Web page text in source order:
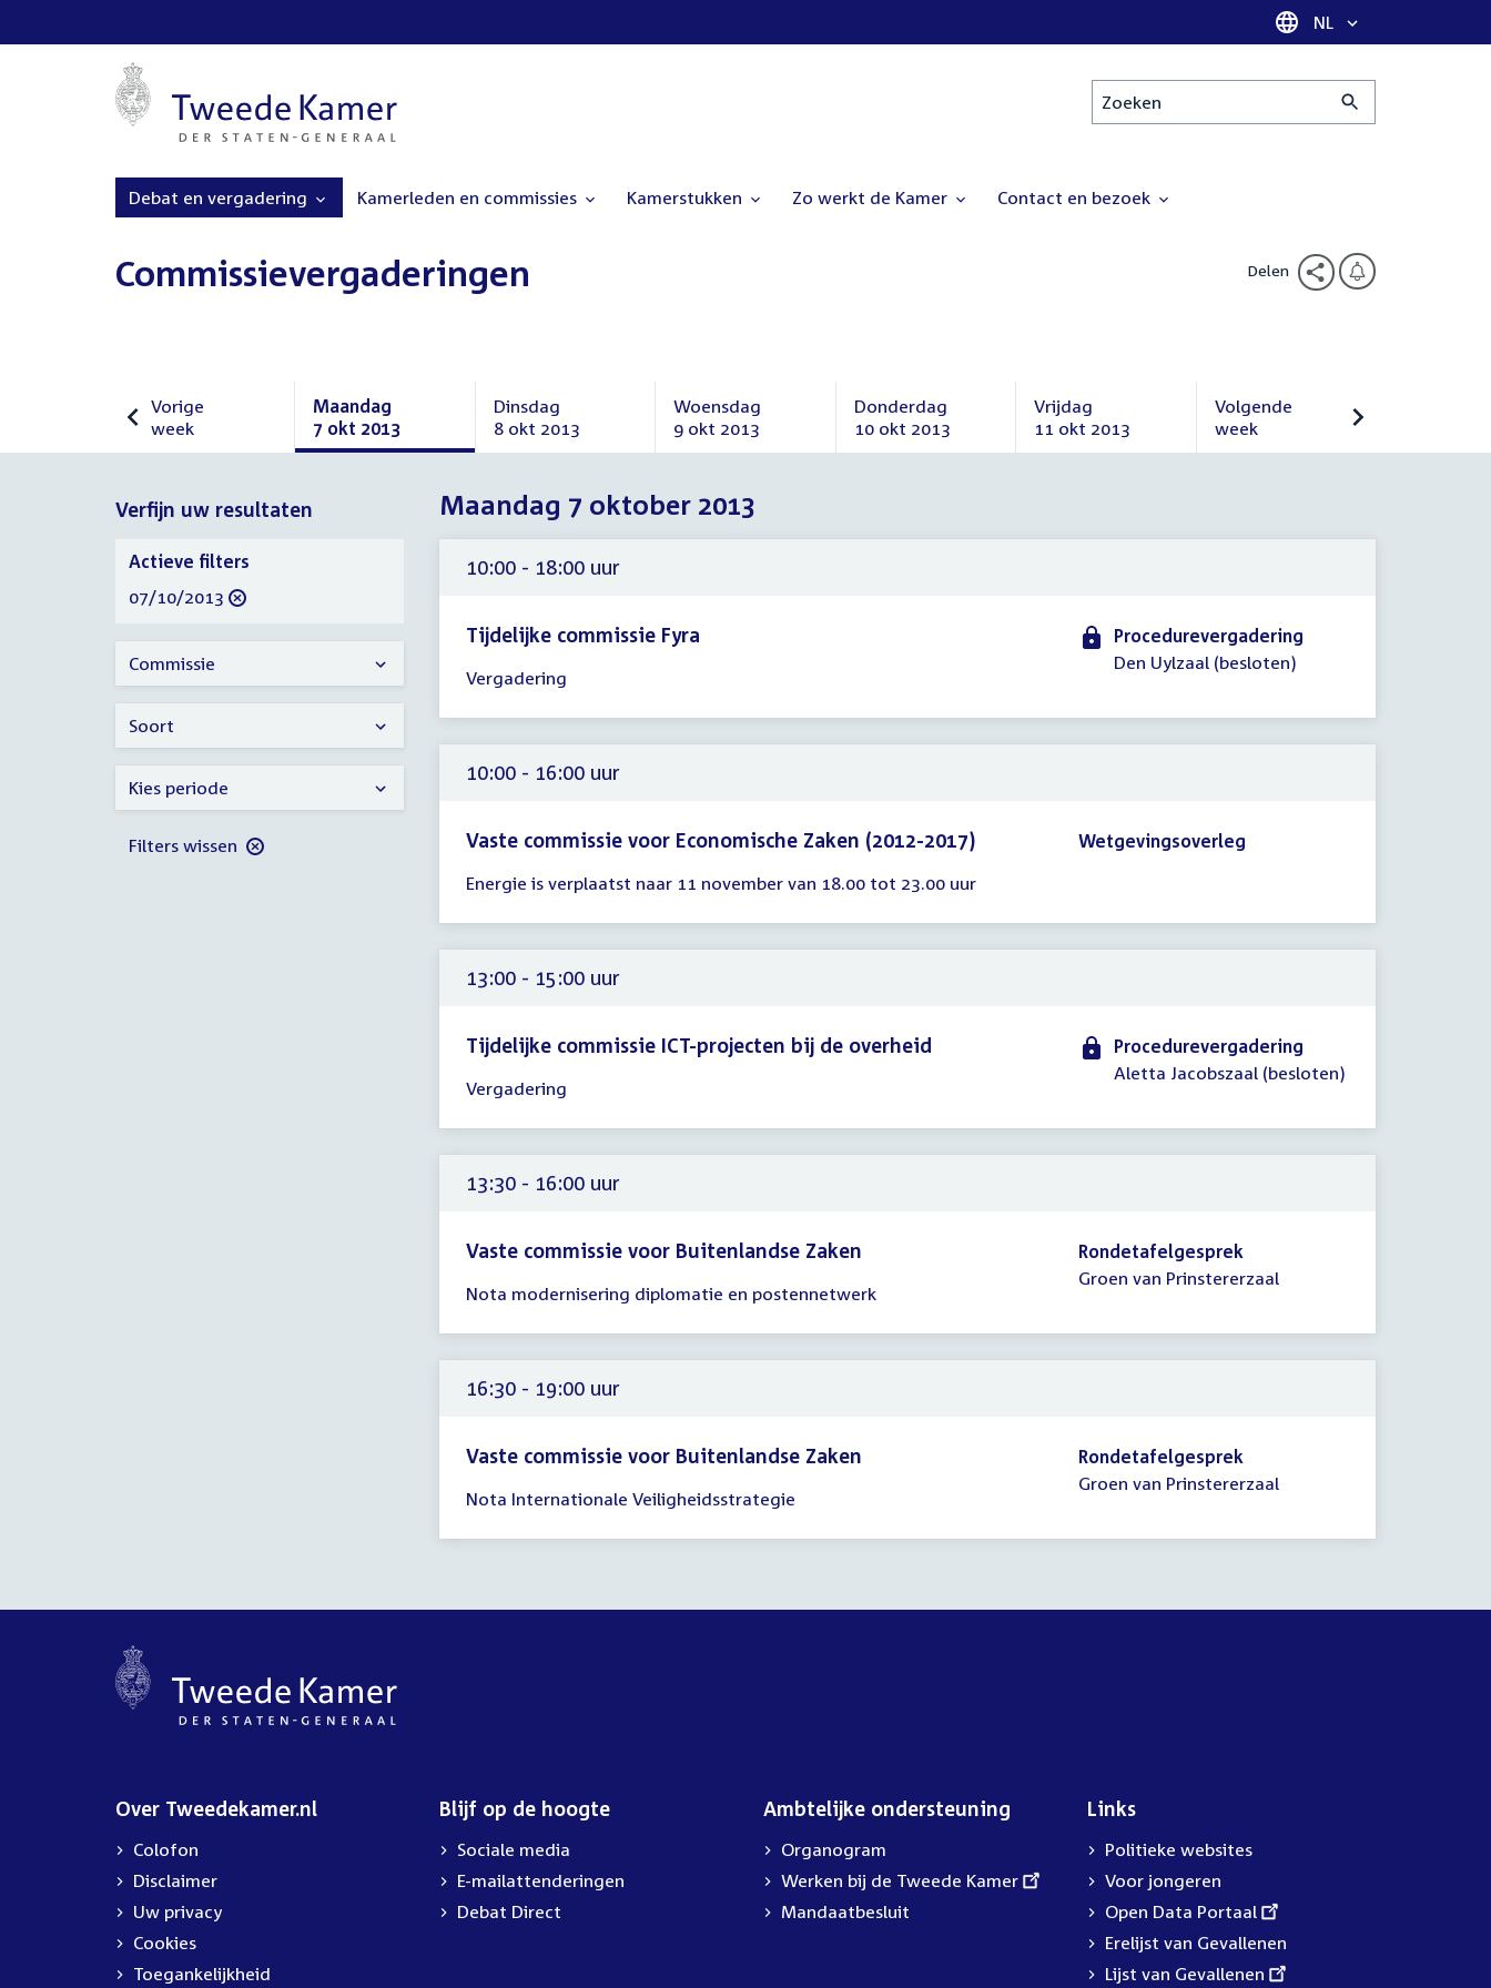
Taal selectie
NL
Zoeken
Debat en vergadering Kamerleden en commissies Kamerstukken Zo werkt de Kamer Contact en bezoek
Commissievergaderingen Delen
Vorige
week
Vorige
Maandag
7 okt 2013
Maandag
Dinsdag
8 okt 2013
Dinsdag
oktober
2013
Woensdag
9 okt 2013
Woensdag
oktober
2013
Donderdag
10 okt 2013
Donderdag
Vrijdag
11 okt 2013
Vrijdag
Volgende
week
Volgende
Maandag 7 oktober 2013
Verfijn uw resultaten
10:00 - 18:00 uur
Tijdelijke commissie Fyra
vergadering
10:00
-
18:00
Vergadering
Procedurevergadering
Den Uylzaal (besloten)
10:00 - 16:00 uur
Vaste commissie voor Economische Zaken (2012-2017)
vergadering
10:00
-
16:00
Energie is verplaatst naar 11 november van 18.00 tot 23.00 uur
Wetgevingsoverleg
13:00 - 15:00 uur
Tijdelijke commissie ICT-projecten bij de overheid
vergadering
13:00
-
15:00
Vergadering
Procedurevergadering
Aletta Jacobszaal (besloten)
13:30 - 16:00 uur
Vaste commissie voor Buitenlandse Zaken
vergadering
13:30
-
16:00
Nota modernisering diplomatie en postennetwerk
Rondetafelgesprek
Groen van Prinstererzaal
16:30 - 19:00 uur
Vaste commissie voor Buitenlandse Zaken
vergadering
16:30
uur
Nota Internationale Veiligheidsstrategie
Rondetafelgesprek
Groen van Prinstererzaal
Verfijn
uw
resultaten
Actieve filters
verwijder
07/10/2013
Commissie
Soort
Kies periode
Filters wissen
Over Tweedekamer.nl
Colofon
Disclaimer
Uw privacy
Cookies
Toegankelijkheid
Blijf op de hoogte
Sociale media
E-mailattenderingen
Debat Direct
Ambtelijke ondersteuning
Organogram
External
link:
Werken bij de Tweede Kamer
Mandaatbesluit
Links
Politieke websites
Voor jongeren
External
link:
Open Data Portaal
Erelijst van Gevallenen
External
Lijst van Gevallenen